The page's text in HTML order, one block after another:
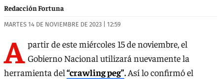
Redacción Fortuna
MARTES 14 DE NOVIEMBRE DE 2023 | 12:59
A partir de este miércoles 15 de noviembre, el
Gobierno Nacional utilizará nuevamente la
herramienta del“crawling peg”.Así lo confirmó el